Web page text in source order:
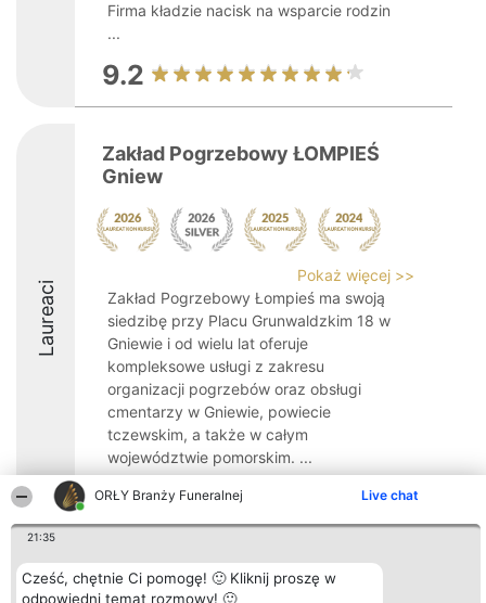
ORŁY Branży Funeralnej Live chat
21:35
Cześć, chętnie Ci pomogę! 🙂 Kliknij proszę w
odpowiedni temat rozmowy! 🙂
Firma kładzie nacisk na wsparcie rodzin
...
9.2
Laureaci
Zakład Pogrzebowy ŁOMPIEŚ
Gniew
Pokaż więcej >>
Zakład Pogrzebowy Łompieś ma swoją
siedzibę przy Placu Grunwaldzkim 18 w
Gniewie i od wielu lat oferuje
kompleksowe usługi z zakresu
organizacji pogrzebów oraz obsługi
cmentarzy w Gniewie, powiecie
tczewskim, a także w całym
województwie pomorskim. ...
8.8
Organizator plebiscytu
Bright Side Solutions sp. z o.
Plebiscyt
Laureaci
Kontakt